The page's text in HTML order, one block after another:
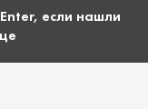
если нашли